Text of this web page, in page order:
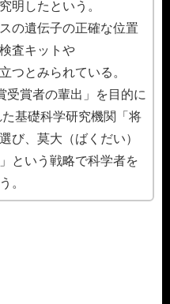
明したという。
の遺伝子の正確な位置
査キットや
つとみられている。
受賞者の輩出」を目的に
基礎科学研究機関「将
び、莫大（ばくだい）
という戦略で科学者を
。